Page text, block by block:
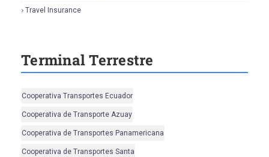
Travel Insurance
Terminal Terrestre
Cooperativa Transportes Ecuador
Cooperativa de Transporte Azuay
Cooperativa de Transportes Panamericana
Cooperativa de Transportes Santa